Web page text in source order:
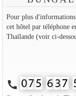
Pour plus
cet hôtel par téléphone
Thaïlande (voir ci-
call